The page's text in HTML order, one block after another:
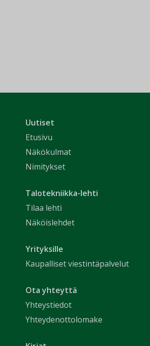
Uutiset
Etusivu
Näkökulmat
Nimitykset
Talotekniikka-lehti
Tilaa lehti
Näköislehdet
Yrityksille
Kaupalliset viestintäpalvelut
Ota yhteyttä
Yhteystiedot
Yhteydenottolomake